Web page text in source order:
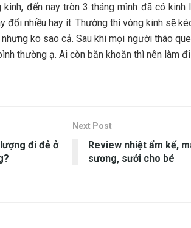
đến nay tròn 3 tháng mình đã có kinh
đổi nhiều hay ít. Thường thì vòng kinh sẽ
ko sao cả. Sau khi mọi người tháo
thường ạ. Ai còn băn khoăn thì nên làm
đi đẻ ở
Next Post
Review nhiệt ẩm kế,
sương, sưởi cho bé